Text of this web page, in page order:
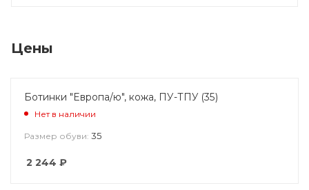
Цены
Ботинки "Европа/ю", кожа, ПУ-ТПУ (35)
Нет в наличии
Размер обуви: 35
2 244 ₽